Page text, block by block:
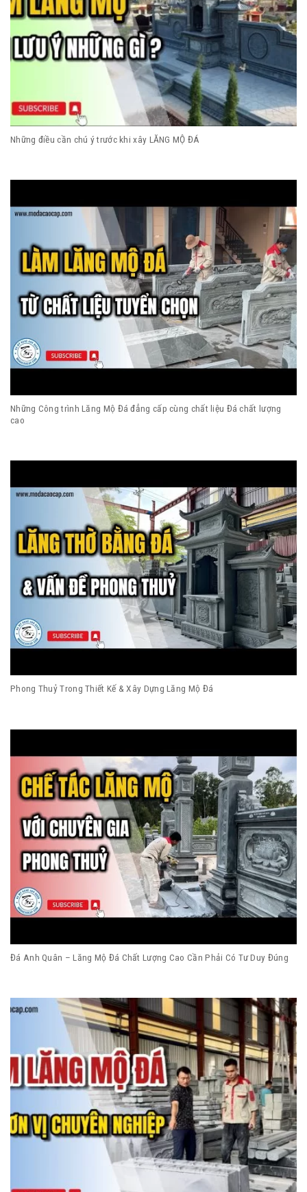
Những điều cần chú ý trước khi xây LĂNG MỘ ĐÁ
Những Công trình Lăng Mộ Đá đẳng cấp cùng chất liệu Đá chất lượng
cao
Phong Thuỷ Trong Thiết Kế & Xây Dựng Lăng Mộ Đá
Đá Anh Quân – Lăng Mộ Đá Chất Lượng Cao Cần Phải Có Tư Duy Đúng